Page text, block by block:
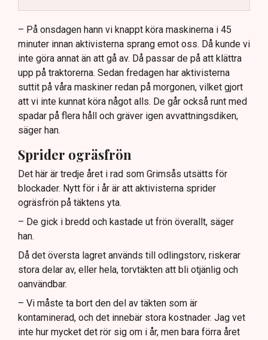
Dialogpolisen på plats står maktlös inför
aktivisternas handlingar.
Frågor kvarstår om finansiering av illegal aktivism.
– På onsdagen hann vi knappt köra maskinerna i 45
minuter innan aktivisterna sprang emot oss. Då kunde vi
inte göra annat än att gå av. Då passar de på att klättra
upp på traktorerna. Sedan fredagen har aktivisterna
suttit på våra maskiner redan på morgonen, vilket gjort
att vi inte kunnat köra något alls. De går också runt med
spadar på flera håll och gräver igen avvattningsdiken,
säger han.
Sprider ogräsfrön
Det här är tredje året i rad som Grimsås utsätts för
blockader. Nytt för i år är att aktivisterna sprider
ogräsfrön på täktens yta.
– De gick i bredd och kastade ut frön överallt, säger
han.
Då det översta lagret används till odlingstorv, riskerar
stora delar av, eller hela, torvtäkten att bli otjänlig och
oanvändbar.
– Vi måste ta bort den del av täkten som är
kontaminerad, och det innebär stora kostnader. Jag vet
inte hur mycket det rör sig om i år, men bara förra året